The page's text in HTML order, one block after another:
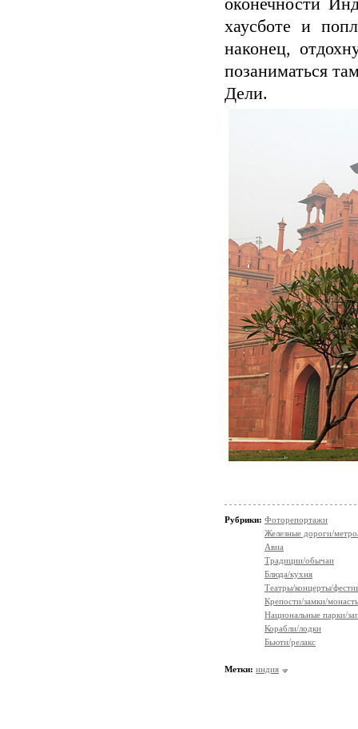
оконечности
хаусботе и
наконец,
позаниматься
Дели.
Рубрики: Фоторепортажи
Железные дороги/
Авиа
Традиции/обычаи
Блюда/кухня
Театры/концерты/
Крепости/замки/
Национальные парки/
Корабли/лодки
Бьюти/релакс
Метки: индия